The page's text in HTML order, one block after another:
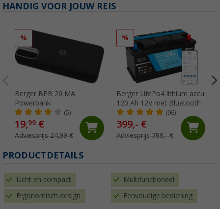
HANDIG VOOR JOUW REIS
%
Berger BPB 20 MA
Powerbank
(5)
19,99 €
Adviesprijs 24,99 €
%
Berger LifePo4 lithium accu
120 Ah 12V met Bluetooth
(96)
399,- €
Adviesprijs 799,- €
PRODUCTDETAILS
Licht en compact Multifunctioneel
Ergonomisch design Eenvoudige bediening